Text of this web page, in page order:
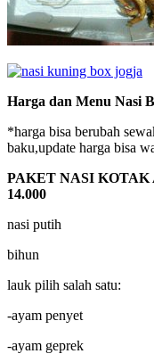
Harga dan Menu Nasi
*harga bisa berubah
baku,update harga bisa
PAKET NASI KOTAK
14.000
nasi putih
bihun
lauk pilih salah satu:
-ayam penyet
-ayam geprek